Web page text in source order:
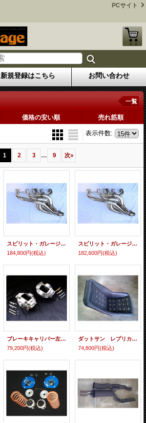
PCサイト
新規登録はこちら お問い合わせ
一覧
価格の安い順 売れ筋順
表示件数:
1 2 3 ... 9 次»
スピリット・ガレージ ケンメリK/GC110用オールステン・45パイ等長タコ足
184,800円(税込)
スピリット・ガレージ ケンメリK/GC110用オールステン・42パイ等長タコ足
182,600円(税込)
ブレーキキャリパー左右セット 品切れ
79,200円(税込)
ダットサン レプリカ シート
74,800円(税込)